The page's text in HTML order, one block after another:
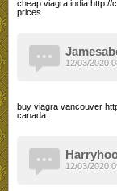
cheap viagra india http://
prices
buy viagra vancouver
canada
12/03/2020
12/03/2020